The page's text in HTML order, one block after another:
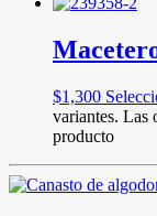
$1,300
variantes. Las
producto